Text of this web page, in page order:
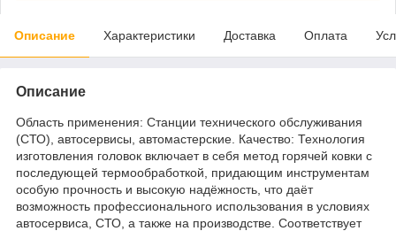
Описание Характеристики Доставка Оплата
Описание
Область применения: Станции технического обслуживания
(СТО), автосервисы, автомастерские. Качество: Технология
изготовления головок включает в себя метод горячей ковки с
последующей термообработкой, придающим инструментам
особую прочность и высокую надёжность, что даёт
возможность профессионального использования в условиях
автосервиса, СТО, а также на производстве. Соответствует